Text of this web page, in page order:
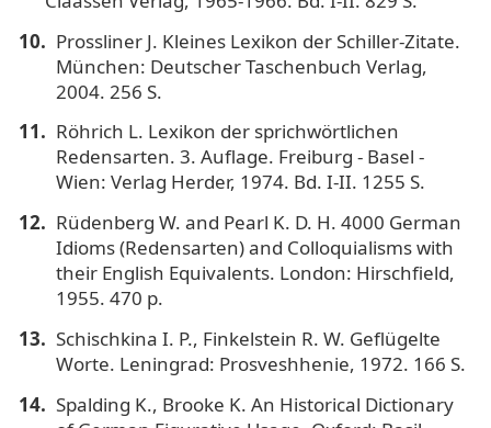
Prossliner J. Kleines Lexikon der Schiller-Zitate.
München: Deutscher Taschenbuch Verlag,
2004. 256 S.
Röhrich L. Lexikon der sprichwörtlichen
Redensarten. 3. Auflage. Freiburg - Basel -
Wien: Verlag Herder, 1974. Bd. I-II. 1255 S.
Rüdenberg W. and Pearl K. D. H. 4000 German
Idioms (Redensarten) and Colloquialisms with
their English Equivalents. London: Hirschfield,
1955. 470 p.
Schischkina I. P., Finkelstein R. W. Geflügelte
Worte. Leningrad: Prosveshhenie, 1972. 166 S.
Spalding K., Brooke K. An Historical Dictionary